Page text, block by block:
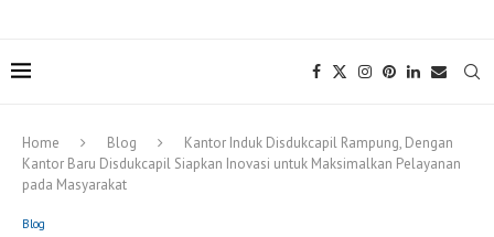
Home Blog
Kantor Induk Disdukcapil Rampung, Dengan
Kantor Baru Disdukcapil Siapkan Inovasi untuk Maksimalkan Pelayanan
pada Masyarakat
Blog